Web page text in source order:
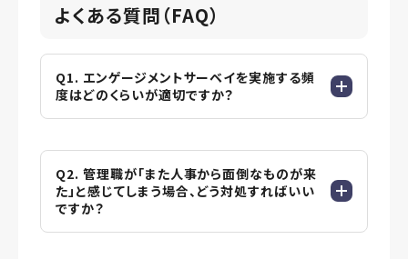
よくある質問（FAQ）
Q1. エンゲージメントサーベイを実施する頻
度はどのくらいが適切ですか？
Q2. 管理職が「また人事から面倒なものが来
た」と感じてしまう場合、どう対処すればいい
ですか？